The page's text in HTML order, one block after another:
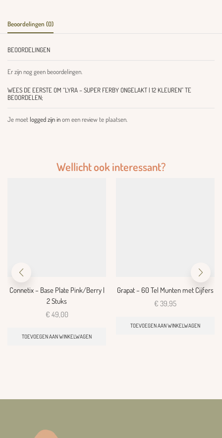
Beoordelingen (0)
BEOORDELINGEN
Er zijn nog geen beoordelingen.
WEES DE EERSTE OM “LYRA – SUPER FERBY ONGELAKT | 12 KLEUREN” TE
BEOORDELEN;
Je moet logged zijn inom een review te plaatsen.
Wellicht ook interessant?
Connetix – Base Plate Pink/Berry |
2 Stuks
€ 49,00
TOEVOEGEN AAN WINKELWAGEN
Grapat – 60 Tel Munten met Cijfers
€ 39,95
TOEVOEGEN AAN WINKELWAGEN